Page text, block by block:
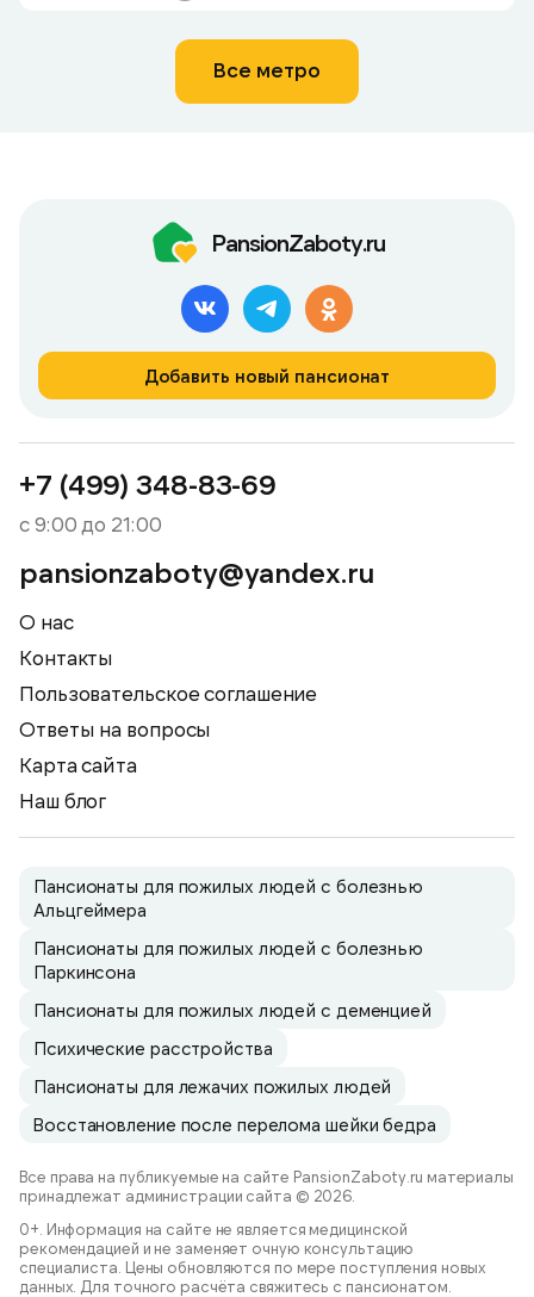
Все метро
PansionZaboty.ru
Добавить новый пансионат
+7 (499) 348-83-69
с 9:00 до 21:00
pansionzaboty@yandex.ru
О нас
Контакты
Пользовательское соглашение
Ответы на вопросы
Карта сайта
Наш блог
Пансионаты для пожилых людей с болезнью
Альцгеймера
Пансионаты для пожилых людей с болезнью
Паркинсона
Пансионаты для пожилых людей с деменцией
Психические расстройства
Пансионаты для лежачих пожилых людей
Восстановление после перелома шейки бедра
Все права на публикуемые на сайте PansionZaboty.ru материалы
принадлежат администрации сайта © 2026.
0+. Информация на сайте не является медицинской
рекомендацией и не заменяет очную консультацию
специалиста. Цены обновляются по мере поступления новых
данных. Для точного расчёта свяжитесь с пансионатом.